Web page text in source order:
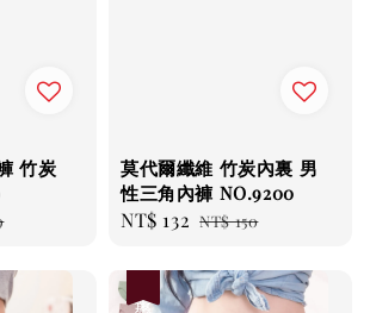
竹炭
莫代爾纖維 竹炭內裏 男
性三角內褲 NO.9200
Sale
NT$ 132 Regular
NT$ 150